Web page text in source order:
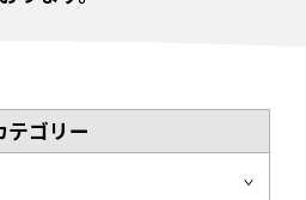
テゴリー